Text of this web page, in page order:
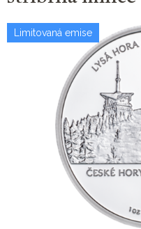
Limitovaná emise